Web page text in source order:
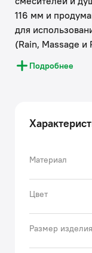
116 мм и
для
(Rain, Massage и
подходящий
утра или
•
дисковым
резины: они
пальцем.
• Цветное
появлению
должном
будет
Подробнее
Материал
Цвет
Размер